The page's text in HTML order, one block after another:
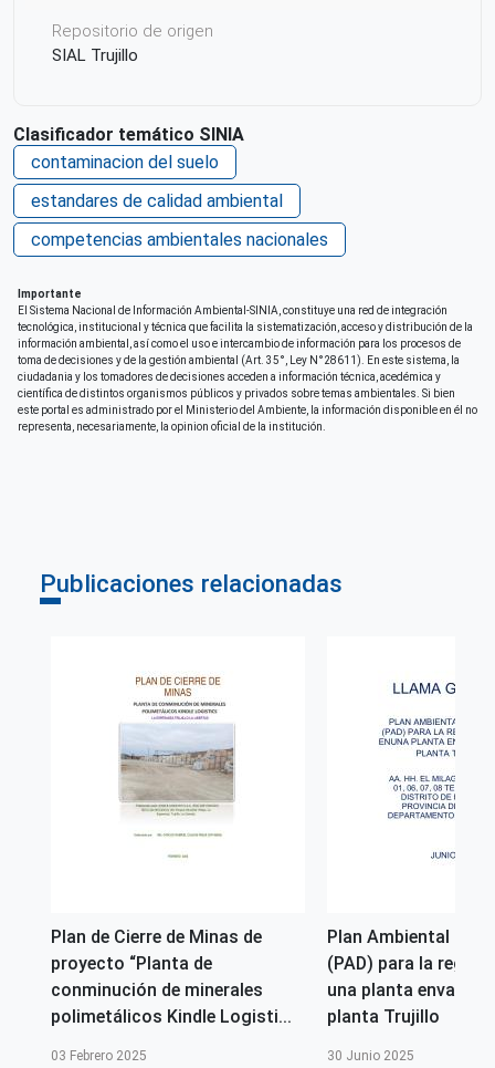
Repositorio de origen
SIAL Trujillo
Clasificador temático SINIA
contaminacion del suelo
estandares de calidad ambiental
competencias ambientales nacionales
Importante
El Sistema Nacional de Información Ambiental-SINIA, constituye una red de integración
tecnológica, institucional y técnica que facilita la sistematización, acceso y distribución de la
información ambiental, así como el uso e intercambio de información para los procesos de
toma de decisiones y de la gestión ambiental (Art. 35°, Ley N°28611). En este sistema, la
ciudadania y los tomadores de decisiones acceden a información técnica, acedémica y
científica de distintos organismos públicos y privados sobre temas ambientales. Si bien
este portal es administrado por el Ministerio del Ambiente, la información disponible en él no
representa, necesariamente, la opinion oficial de la institución.
Publicaciones relacionadas
Plan de Cierre de Minas de
proyecto “Planta de
conminución de minerales
polimetálicos Kindle Logisti...
03 Febrero 2025
Plan Ambiental
(PAD) para la
una planta
planta Trujillo
30 Junio 2025